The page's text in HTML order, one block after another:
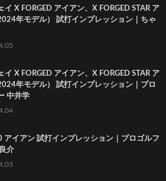
イ X FORGED アイアン、X FORGED STAR ア
年モデル） 試打インプレッション｜ちゃ
イ X FORGED アイアン、X FORGED STAR ア
年モデル） 試打インプレッション｜プロ
中井学
アイアン 試打インプレッション｜プロゴルフ
介